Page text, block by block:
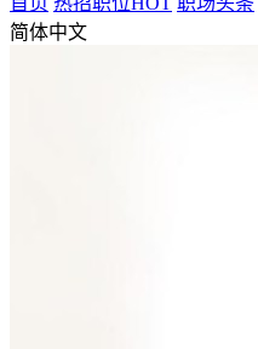
简体中文